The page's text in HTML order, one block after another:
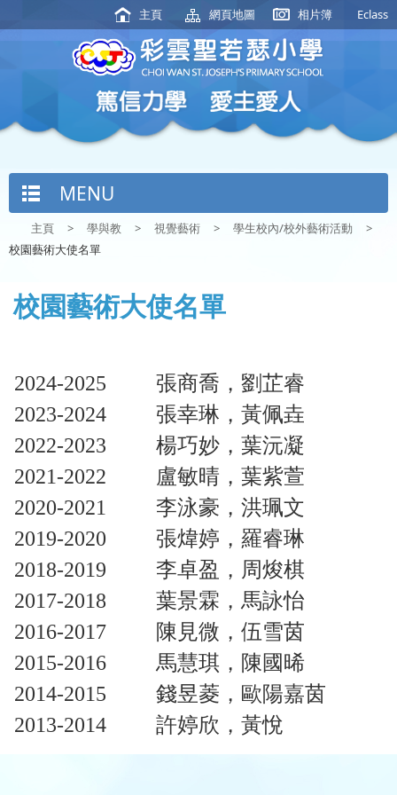
主頁 網頁地圖 相片簿 Eclass
MENU
主頁 > 學與教 > 視覺藝術 > 學生校內/校外藝術活動
>
校園藝術大使名單
校園藝術大使名單
2024-2025
張商喬，劉芷睿
2023-2024
張幸琳，黃佩垚
2022-2023
楊巧妙，葉沅凝
2021-2022
盧敏晴，葉紫萱
2020-2021
李泳豪，洪珮文
2019-2020
張煒婷，羅睿琳
2018-2019
李卓盈，周焌棋
2017-2018
葉景霖，馬詠怡
2016-2017
陳見微，伍雪茵
2015-2016
馬慧琪，陳國晞
2014-2015
錢昱菱，歐陽嘉茵
2013-2014
許婷欣，黃悅